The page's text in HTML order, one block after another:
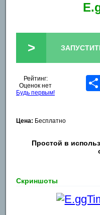
>
Рейтинг:
Оценок нет
Будь первым!
Цена: Бесплатно
Простой в
Скриншоты